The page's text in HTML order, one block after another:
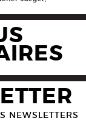
NEWSLETTERS